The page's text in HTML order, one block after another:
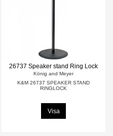
26737 Speaker stand Ring Lock
König and Meyer
K&M 26737 SPEAKER STAND
RINGLOCK
Visa